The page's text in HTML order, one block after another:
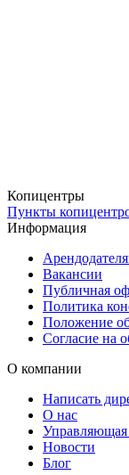
Копицентры
Пункты
Информация
Вакансии
Публичная
Политика
Положение
Согласие на
О компании
Написать
О нас
Новости
Блог